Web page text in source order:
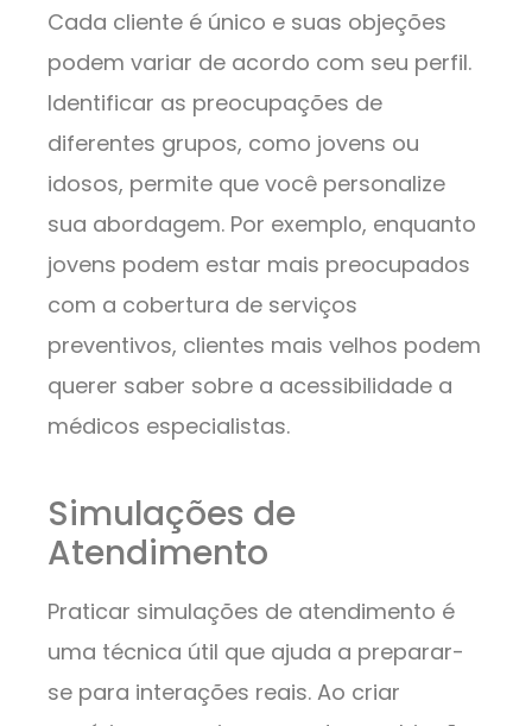
Cada cliente é único e suas objeções
podem variar de acordo com seu perfil.
Identificar as preocupações de
diferentes grupos, como jovens ou
idosos, permite que você personalize
sua abordagem. Por exemplo, enquanto
jovens podem estar mais preocupados
com a cobertura de serviços
preventivos, clientes mais velhos podem
querer saber sobre a acessibilidade a
médicos especialistas.
Simulações de
Atendimento
Praticar simulações de atendimento é
uma técnica útil que ajuda a preparar-
se para interações reais. Ao criar